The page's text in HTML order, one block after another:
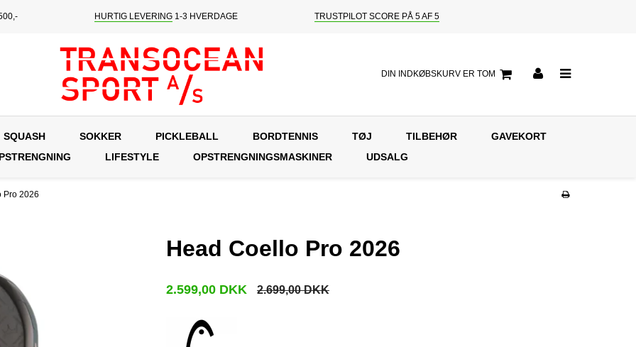
HURTIG LEVERING1-3 HVERDAGE TRUSTPILOT SCORE PÅ 5 AF 5
DIN INDKØBSKURV ER TOM
SQUASH SOKKER PICKLEBALL BORDTENNIS TØJ TILBEHØR
GAVEKORT
LIFESTYLE OPSTRENGNINGSMASKINER UDSALG
Pro 2026
Head Coello Pro 2026
2.599,00 DKK 2.699,00 DKK